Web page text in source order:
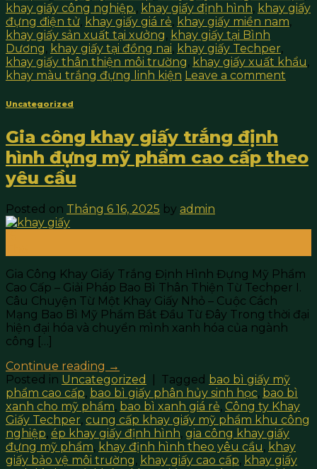
khay giấy công nghiệp., khay giấy định hình, khay giấy
đựng điện tử, khay giấy giá rẻ, khay giấy miền nam,
khay giấy sản xuất tại xưởng, khay giấy tại Bình
Dương, khay giấy tại đồng nai, khay giấy Techper,
khay giấy thân thiện môi trường, khay giấy xuất khẩu,
khay màu trắng đựng linh kiện Leave a comment
Uncategorized
Gia công khay giấy trắng định
hình đựng mỹ phẩm cao cấp theo
yêu cầu
Posted on Tháng 6 16, 2025 by admin
Gia Công Khay Giấy Trắng Định Hình Đựng Mỹ Phẩm
Cao Cấp – Giải Pháp Bao Bì Thân Thiện Từ Techper I.
Câu Chuyện Từ Một Khay Giấy Nhỏ – Cuộc Cách
Mạng Bao Bì Mỹ Phẩm Bắt Đầu Từ Đây Trong thời đại
hiện đại hóa và chuyển mình xanh hóa của ngành
công […]
Continue reading →
Posted in Uncategorized Tagged bao bì giấy mỹ
phẩm cao cấp, bao bì giấy phân hủy sinh học, bao bì
xanh cho mỹ phẩm, bao bì xanh giá rẻ, Công ty Khay
Giấy Techper, cung cấp khay giấy mỹ phẩm khu công
nghiệp, ép khay giấy định hình, gia công khay giấy
đựng mỹ phẩm, khay định hình theo yêu cầu, khay
giấy bảo vệ môi trường, khay giấy cao cấp, khay giấy